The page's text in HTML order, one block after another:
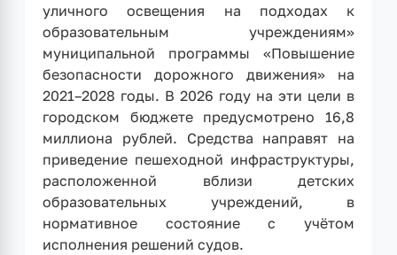
уличного освещения на подходах к
образовательным учреждениям»
муниципальной программы «Повышение
безопасности дорожного движения» на
2021–2028 годы. В 2026 году на эти цели в
городском бюджете предусмотрено 16,8
миллиона рублей. Средства направят на
приведение пешеходной инфраструктуры,
расположенной вблизи детских
образовательных учреждений, в
нормативное состояние с учётом
исполнения решений судов.